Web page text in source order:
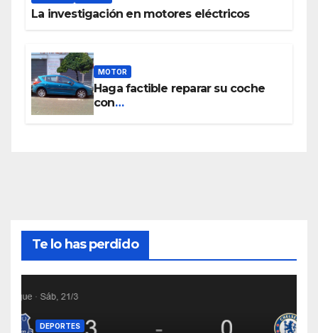
La investigación en motores eléctricos
MOTOR
Haga factible reparar su coche
con
Te lo has perdido
DEPORTES